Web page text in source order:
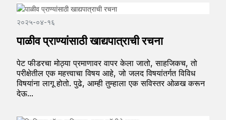
२०२५-०४-१६
पाळीव प्राण्यांसाठी खाद्यपात्राची रचना
पेट फीडरचा मोठ्या प्रमाणावर वापर केला जातो, साहजिकच, तो
परीक्षेतील एक महत्त्वाचा विषय आहे, जो जलद विषयांतर्गत विविध
विषयांना लागू होतो. पुढे, आम्ही तुम्हाला एक सविस्तर ओळख करून
देऊ...